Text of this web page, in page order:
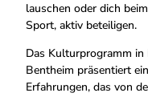
lauschen oder dich
Sport, aktiv beteiligen.
Das Kulturprogramm
Bentheim präsentiert
Erfahrungen, das von